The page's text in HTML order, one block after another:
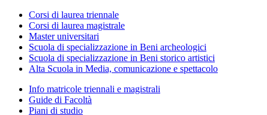
Corsi di laurea triennale
Corsi di laurea magistrale
Master universitari
Scuola di specializzazione in Beni archeologici
Scuola di specializzazione in Beni storico artistici
Alta Scuola in Media, comunicazione e spettacolo
Info matricole triennali e magistrali
Guide di Facoltà
Piani di studio